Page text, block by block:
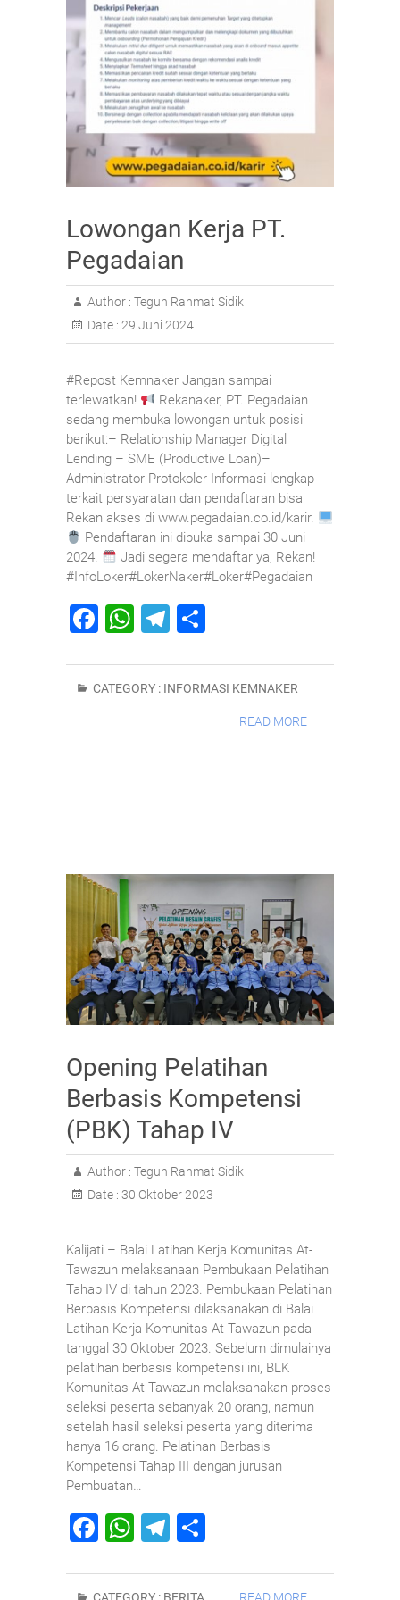
Lowongan Kerja PT.
Pegadaian
Author : Teguh Rahmat Sidik
Date : 29 Juni 2024
#Repost Kemnaker Jangan sampai
terlewatkan!
Rekanaker, PT. Pegadaian
sedang membuka lowongan untuk posisi
berikut:– Relationship Manager Digital
Lending – SME (Productive Loan)–
Administrator Protokoler Informasi lengkap
terkait persyaratan dan pendaftaran bisa
Rekan akses di www.pegadaian.co.id/karir.
Pendaftaran ini dibuka sampai 30 Juni
2024.
Jadi segera mendaftar ya, Rekan!
#InfoLoker#LokerNaker#Loker#Pegadaian
F
c
e
W
at
s
T
e
gr
ar
e
CATEGORY : INFORMASI KEMNAKER
READ MORE
Opening Pelatihan
Berbasis Kompetensi
(PBK) Tahap IV
Author : Teguh Rahmat Sidik
Date : 30 Oktober 2023
Kalijati – Balai Latihan Kerja Komunitas At-
Tawazun melaksanaan Pembukaan Pelatihan
Tahap IV di tahun 2023. Pembukaan Pelatihan
Berbasis Kompetensi dilaksanakan di Balai
Latihan Kerja Komunitas At-Tawazun pada
tanggal 30 Oktober 2023. Sebelum dimulainya
pelatihan berbasis kompetensi ini, BLK
Komunitas At-Tawazun melaksanakan proses
seleksi peserta sebanyak 20 orang, namun
setelah hasil seleksi peserta yang diterima
hanya 16 orang. Pelatihan Berbasis
Kompetensi Tahap III dengan jurusan
Pembuatan…
F
c
W
at
T
e
ar